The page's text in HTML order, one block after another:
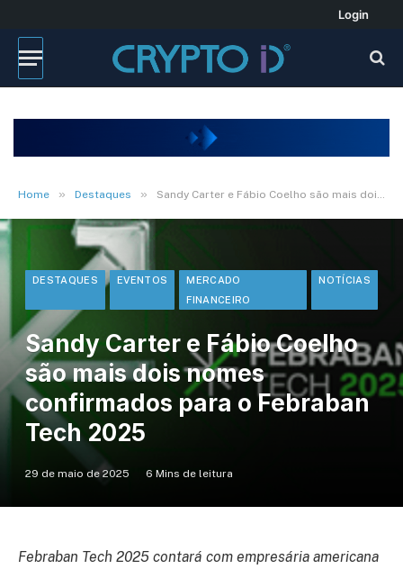
Login
Home » Destaques » Sandy Carter e Fábio Coelho são mais dois nomes confirmados para o Febraban Tech 2025
DESTAQUES EVENTOS
MERCADO
FINANCEIRO
NOTÍCIAS
Sandy Carter e Fábio Coelho
são mais dois nomes
confirmados para o Febraban
Tech 2025
29 de maio de 2025 6 Mins de leitura
Febraban Tech 2025 contará com empresária americana